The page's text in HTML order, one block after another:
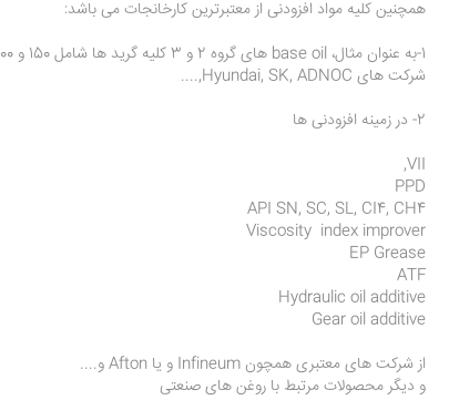
همچنین کلیه مواد افزودنی از معتبرترین کارخانجات می باشد:
شرکت های Hyundai, SK, ADNOC,....
2- در زمینه افزودنی ها
VII,
PPD
API SN, SC, SL, CI4, CH4
Viscosity index improver
EP Grease
ATF
Hydraulic oil additive
Gear oil additive
از شرکت های معتبری همچون Infineum و یا Afton و....
و دیگر محصولات مرتبط با روغن های صنعتی